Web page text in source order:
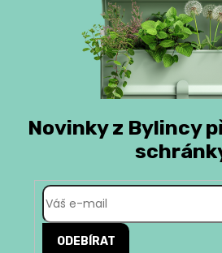
Novinky z Bylincy
ODEBÍRAT